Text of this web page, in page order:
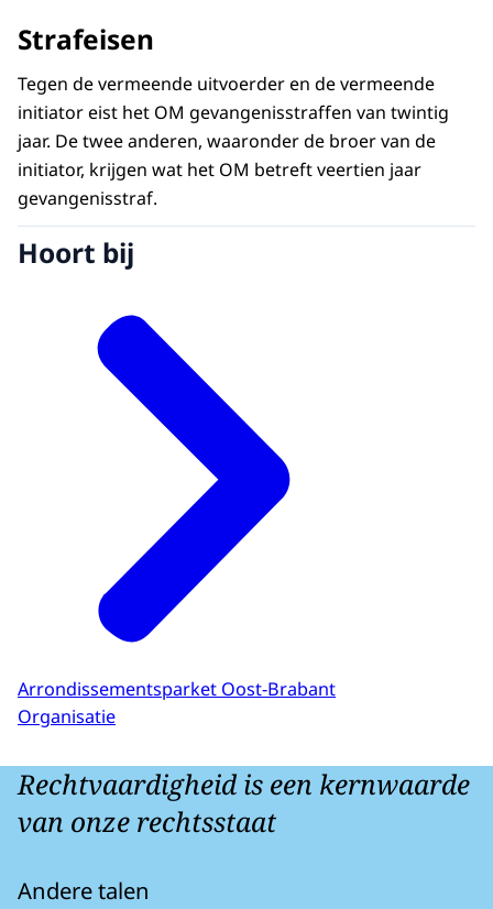
Strafeisen
Tegen de vermeende uitvoerder en de vermeende
initiator eist het OM gevangenisstraffen van twintig
jaar. De twee anderen, waaronder de broer van de
initiator, krijgen wat het OM betreft veertien jaar
gevangenisstraf.
Hoort bij
Arrondissementsparket Oost-Brabant
Organisatie
Rechtvaardigheid is een kernwaarde
van onze rechtsstaat
Andere talen